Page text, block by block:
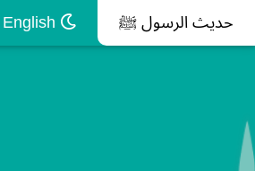
حديث الرسول ﷺ